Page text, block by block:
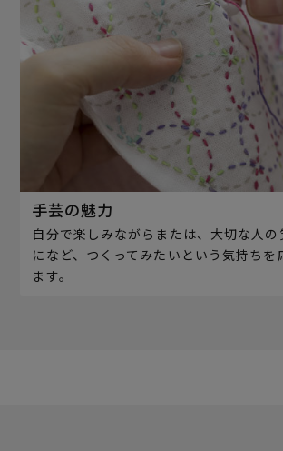
手芸の魅力
自分で楽しみながらまたは、大切な人の
になど、つくってみたいという気持ちを
ます。